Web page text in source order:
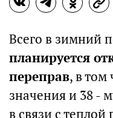
Всего в зимний
планируется
переправ, в том
значения и 38 -
в связи с